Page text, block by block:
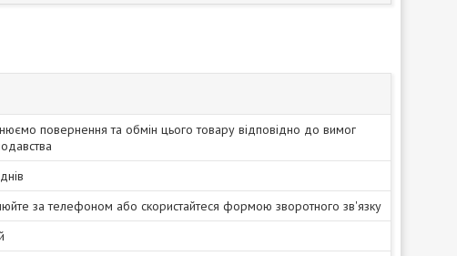
повернення та обмін цього товару відповідно до вимог
за телефоном або скористайтеся формою зворотного зв'язку